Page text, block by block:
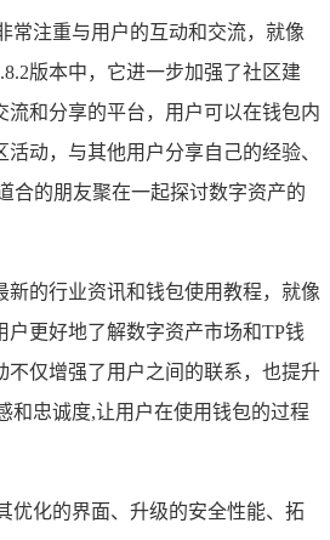
常注重与用户的互动和交流，就像
版本中，它进一步加强了社区建
流和分享的平台，用户可以在钱包内
动，与其他用户分享自己的经验、
合的朋友聚在一起探讨数字资产的
新的行业资讯和钱包使用教程，就像
户更好地了解数字资产市场和TP钱
不仅增强了用户之间的联系，也提升
和忠诚度,让用户在使用钱包的过程
优化的界面、升级的安全性能、拓